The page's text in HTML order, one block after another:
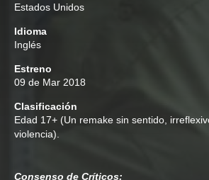
Estados Unidos
Idioma
Inglés
Estreno
09 de Mar 2018
Clasificación
Edad 17+ (Un remake sin sentido,
violencia).
Consenso de Críticos: